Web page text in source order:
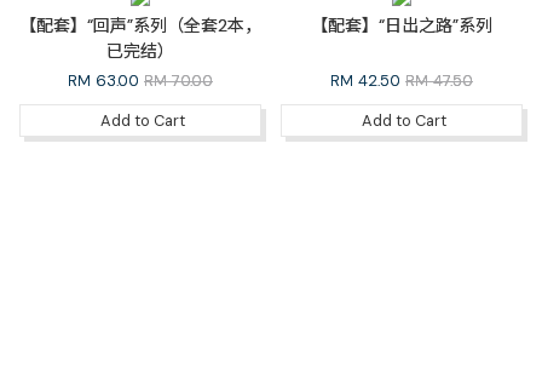
【配套】“回声”系列（全套2本，
已完结）
RM 63.00 RM 70.00
Add to Cart
【配套】“日出之路”系列
RM 42.50 RM 47.50
Add to Cart